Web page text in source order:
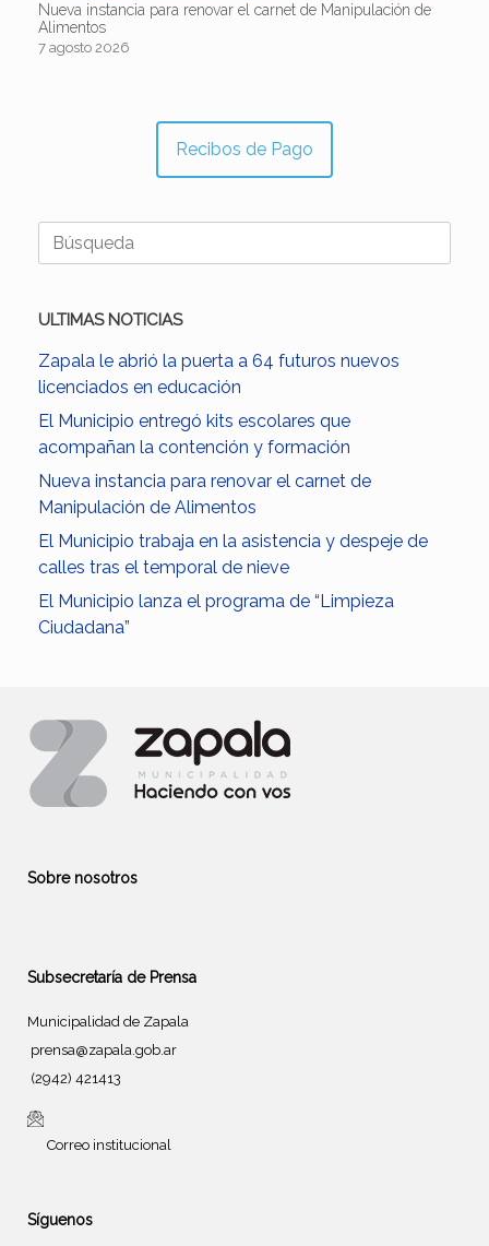
Nueva instancia para renovar el carnet de Manipulación de
Alimentos
7 agosto 2026
Recibos de Pago
Buscar:
ULTIMAS NOTICIAS
Zapala le abrió la puerta a 64 futuros nuevos
licenciados en educación
El Municipio entregó kits escolares que
acompañan la contención y formación
Nueva instancia para renovar el carnet de
Manipulación de Alimentos
El Municipio trabaja en la asistencia y despeje de
calles tras el temporal de nieve
El Municipio lanza el programa de “Limpieza
Ciudadana”
Sobre nosotros
Subsecretaría de Prensa
Municipalidad de Zapala
prensa@zapala.gob.ar
(2942) 421413
Correo institucional
Síguenos